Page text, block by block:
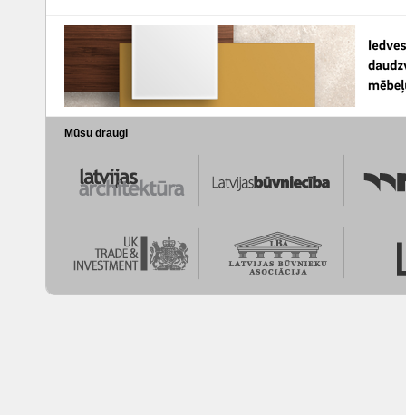
Mūsu draugi